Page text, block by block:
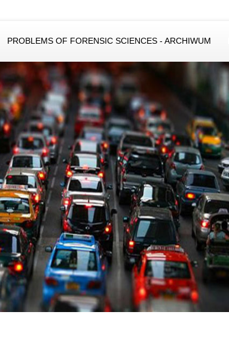
PROBLEMS OF FORENSIC SCIENCES - ARCHIWUM